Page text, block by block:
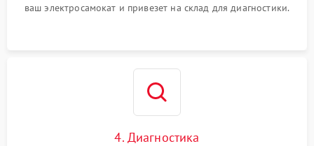
ваш электросамокат и привезет на склад для диагностики.
4. Диагностика